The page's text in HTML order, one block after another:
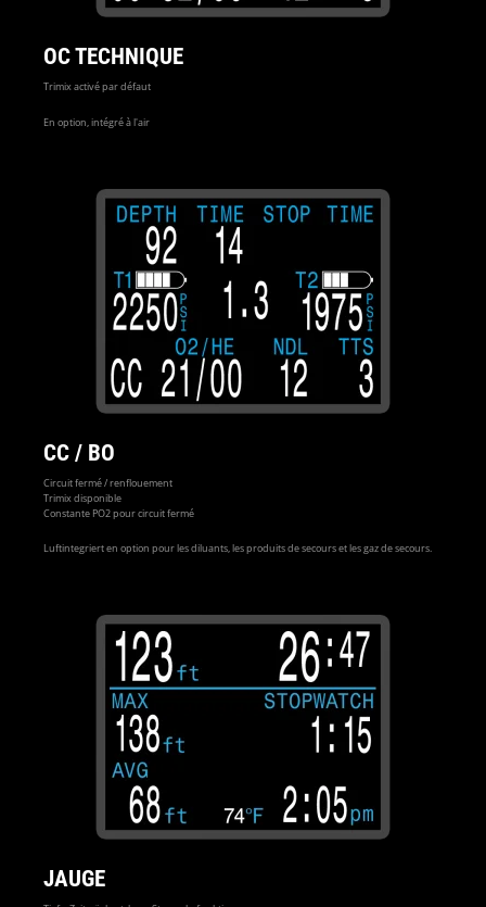
OC TECHNIQUE
Trimix activé par défaut
En option, intégré à l'air
CC / BO
Circuit fermé / renflouement
Trimix disponible
Constante PO2 pour circuit fermé
Luftintegriert en option pour les diluants, les produits de secours et les gaz de secours.
JAUGE